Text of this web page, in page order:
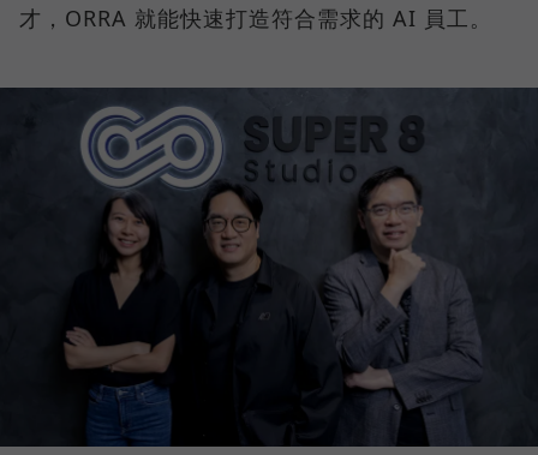
才，ORRA 就能快速打造符合需求的 AI 員工。